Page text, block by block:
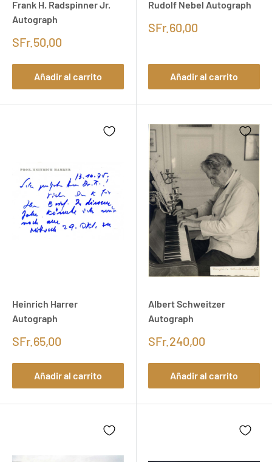
Frank H. Radspinner Jr.
Autograph
SFr.50,00
Añadir al carrito
Rudolf Nebel Autograph
SFr.60,00
Añadir al carrito
Heinrich Harrer
Autograph
SFr.65,00
Añadir al carrito
Albert Schweitzer
Autograph
SFr.240,00
Añadir al carrito